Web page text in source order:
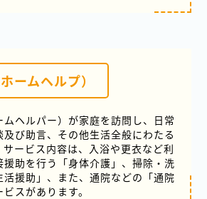
ームヘルプ）
ヘルパー）が家庭を訪問し、日常
び助言、その他生活全般にわたる
ービス内容は、入浴や更衣など利
援助を行う「身体介護」、掃除・洗
援助」、また、通院などの「通院
スがあります。